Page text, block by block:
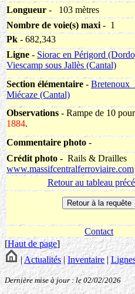
Longueur -
103 mètres
Nombre de voie(s) maxi - 1
Pk - 682,343
Ligne - Siorac en Périgord
Viescamp sous Jallès (Cantal)
Section élémentaire -
Miécaze (Cantal)
Observations - Rampe de 10
1884.
Commentaire photo -
Crédit photo - Rails & Drailles
www.massifcentralferroviaire.com
Retour au tableau
Contact
[Haut de page]
|Actualités|Inventaire|
Dernière mise à jour : le 02/02/2026